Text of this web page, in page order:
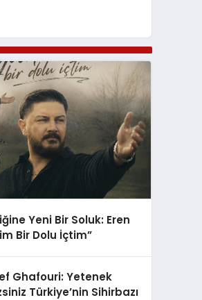
Yeni Bir Soluk: Eren
Bir Dolu İçtim”
Ghafouri: Yetenek
Türkiye’nin Sihirbazı